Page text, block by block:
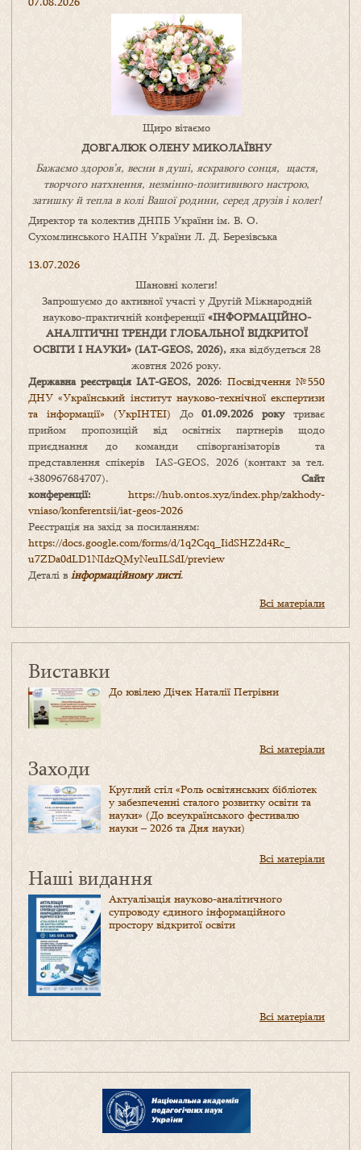
Щиро вітаємо
ДОВГАЛЮК ОЛЕНУ МИКОЛАЇВНУ
Бажаємо здоров’я, весни в душі, яскравого сонця, щастя,
творчого натхнення, незмінно-позитивнвого настрою,
затишкуйтепла в коліВашоїродини, серед друзів і колег!
Директор та колектив ДНПБ України ім. В. О.
Сухомлинського НАПН України Л. Д. Березівська
13.07.2026
Шановні колеги!
Запрошуємо до активної участі у Другій Міжнародній
науково-практичній конференції «ІНФОРМАЦІЙНО-
АНАЛІТИЧНІ ТРЕНДИ ГЛОБАЛЬНОЇ ВІДКРИТОЇ
ОСВІТИ І НАУКИ» (IAT-GEOS, 2026),яка відбудеться 28
жовтня 2026 року.
Державна реєстрація IAT-GEOS, 2026: Посвідчення №550
ДНУ «Український інститут науково-технічної експертизи
та інформації» (УкрІНТЕІ) До01.09.2026 рокутриває
прийом пропозицій від освітніх партнерів щодо
приєднання до команди співорганізаторів та
представлення спікерів IAS-GEOS, 2026 (контакт за тел.
+380967684707). Сайт
конференції: https://hub.ontos.xyz/index.php/zakhody-
vniaso/konferentsii/iat-geos-2026
Реєстрація на захід за посиланням:
https://docs.google.com/forms/d/1q2Cqq_IidSHZ2d4Rc_
u7ZDa0dLD1NIdzQMyNeuILSdI/preview
Деталі в інформаційному листі.
Всі матеріали
Виставки
До ювілею Дічек Наталії Петрівни
Всі матеріали
Заходи
Круглий стіл «Роль освітянських бібліотек
у забезпеченні сталого розвитку освіти та
науки» (До всеукраїнського фестивалю
науки – 2026 та Дня науки)
Всі матеріали
Наші видання
Актуалізація науково-аналітичного
супроводу єдиного інформаційного
простору відкритої освіти
Всі матеріали